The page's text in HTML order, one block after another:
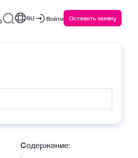
RU Войти Оставить заявку
Содержание: